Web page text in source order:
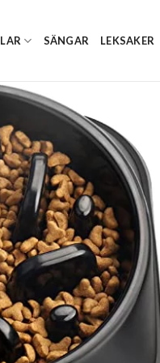
SÄNGAR LEKSAKER